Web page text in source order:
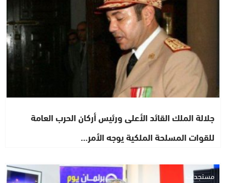
جلالة الملك القائد الأعلى ورئيس أركان الحرب العامة
للقوات المسلحة الملكية يوجه الأمر…
مستجدات